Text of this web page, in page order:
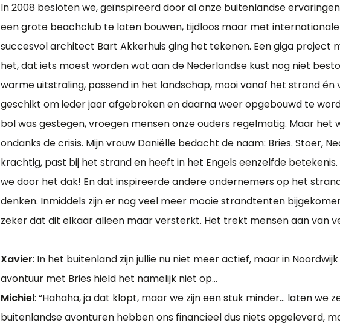
In 2008 besloten we, geïnspireerd door al onze buitenlandse
een grote beachclub te laten bouwen, tijdloos maar met
succesvol architect Bart Akkerhuis ging het tekenen. Een giga project
het, dat iets moest worden wat aan de Nederlandse kust nog niet
warme uitstraling, passend in het landschap, mooi vanaf het strand én
geschikt om ieder jaar afgebroken en daarna weer opgebouwd te
bol was gestegen, vroegen mensen onze ouders regelmatig. Maar het
ondanks de crisis. Mijn vrouw Daniëlle bedacht de naam: Bries. Stoer,
krachtig, past bij het strand en heeft in het Engels eenzelfde
we door het dak! En dat inspireerde andere ondernemers op het
denken. Inmiddels zijn er nog veel meer mooie strandtenten
zeker dat dit elkaar alleen maar versterkt. Het trekt mensen aan van
Xavier: In het buitenland zijn jullie nu niet meer actief, maar in
avontuur met Bries hield het namelijk niet op…
Michiel: “Hahaha, ja dat klopt, maar we zijn een stuk minder… laten we
buitenlandse avonturen hebben ons financieel dus niets opgeleverd,